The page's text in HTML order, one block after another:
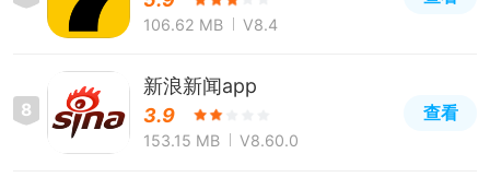
106.62 MB V8.4
8
新浪新闻app
3.9
153.15 MB V8.60.0
查看